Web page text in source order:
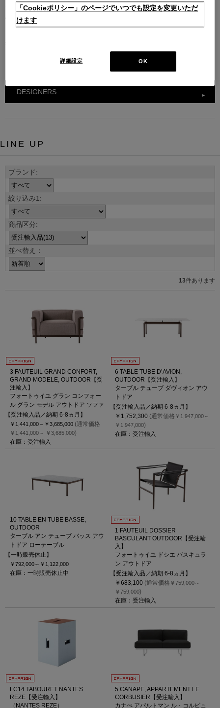
な高い評価を示しました。 カッシーナは、当時は珍しかったこれら
の革新的なアイテムを生産するという挑戦をすぐに受け入れ、長年
にわたって一連の技術革新を導入し、小規模の手工業生産から工業
生産のプロセスにまで進歩させました。 こうして、ミラノ郊外のメ
ダで生産されたこれらのプロダクトが、世界中でアイコンとして親
DESIGNERS
LINE UP
並べ替え：
13件あります
3 FAUTEUIL GRAND CONFORT,
GRAND MODELE, OUTDOOR【受
注輸入】
フォートゥイユ グラン コンフォー
ル グラン モデル アウトドア ソファ
【受注輸入品／納期 6-8ヵ月】
￥1,441,000～ ￥3,685,000 (通常価格
￥1,441,000～ ￥3,685,000)
在庫：受注輸入
6 TABLE TUBE D’AVION,
OUTDOOR【受注輸入】
ターブル テューブ ダヴィオン アウ
トドア
【受注輸入品／納期 6-8ヵ月】
￥1,752,300 (通常価格 ￥1,947,000～
￥1,947,000)
在庫：受注輸入
10 TABLE EN TUBE BASSE,
OUTDOOR
ターブル アン テューブ バッス アウ
トドア ローテーブル
【一時販売休止】
￥792,000～ ￥1,122,000
在庫：一時販売休止中
1 FAUTEUIL DOSSIER
BASCULANT OUTDOOR【受注輸
入】
フォートゥイユ ドシエ バスキュラ
ン アウトドア
【受注輸入品／納期 6-8ヵ月】
￥683,100 (通常価格 ￥759,000～
￥759,000)
在庫：受注輸入
LC14 TABOURET NANTES
REZE【受注輸入】
（NANTES REZE）
5 CANAPE, APPARTEMENT LE
CORBUSIER【受注輸入】
カナぺ アパルトマン ル・コルビュ
「Cookieポリシー」のページでいつでも設定を変更いただ
けます
OK
詳細設定